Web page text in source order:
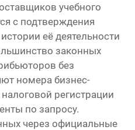
учебного
с подтверждения
её деятельности
законных
без
номера бизнес-
регистрации
по запросу.
через официальные